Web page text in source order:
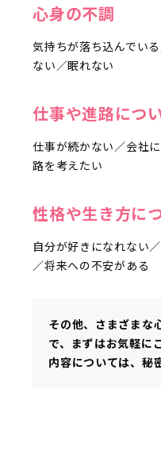
心身の不調
気持ちが落ち込んでい
ない／眠れない
仕事や進路につ
仕事が続かない／会社
路を考えたい
性格や生き方に
自分が好きになれない
／将来への不安がある
その他、さまざまな
で、まずはお気軽に
内容については、秘